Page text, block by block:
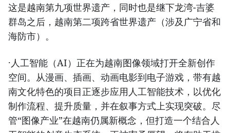
这是越南第九项世界遗产，同时也是继下龙湾-吉婆
群岛之后，越南第二项跨省世界遗产（涉及广宁省和
海防市）。
·人工智能（AI）正在为越南图像领域打开全新创作
空间。从漫画、插画、动画电影到电子游戏，带有越
南文化特色的项目正逐步应用人工智能技术，以优化
制作流程、提升质量，并在叙事方式上实现突破。尽
管“图像产业”在越南仍属新概念，但打造一个结合人